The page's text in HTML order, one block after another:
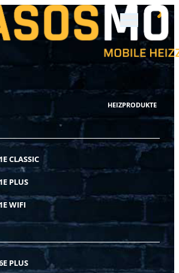
HEIZPRODUKTE
CLASSIC
PLUS
WIFI
PLUS